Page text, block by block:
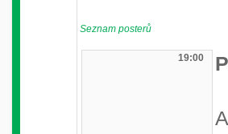
Seznam posterů
19:00